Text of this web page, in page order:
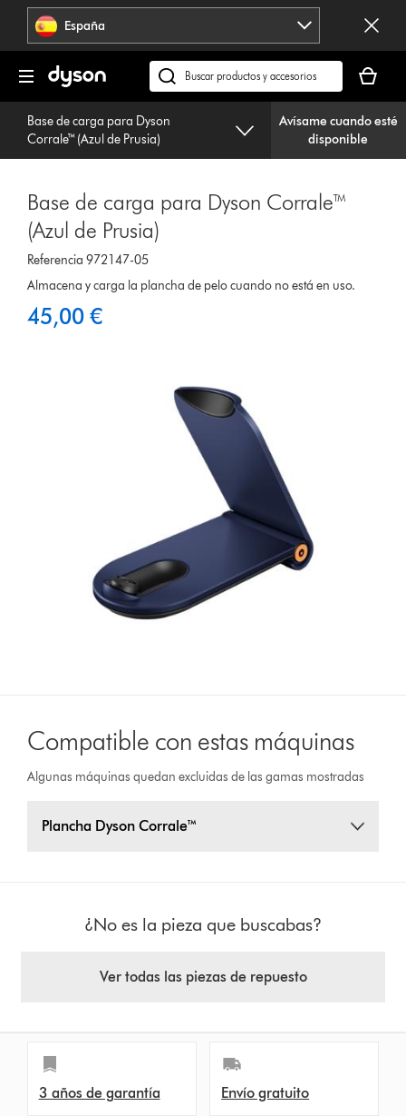
Omitir
navegación España
Buscar
en
dyson.es
cesta
está
vacía
Base de carga para Dyson
Corrale™ (Azul de Prusia)
Avísame cuando esté
disponible
Base de carga para Dyson Corrale™
(Azul de Prusia)
Referencia 972147-05
Almacena y carga la plancha de pelo cuando no está en uso.
45,00 €
Compatible con estas máquinas
Algunas máquinas quedan excluidas de las gamas mostradas
Plancha Dyson Corrale™
¿No es la pieza que buscabas?
Ver todas las piezas de repuesto
3 años de garantía Envío gratuito